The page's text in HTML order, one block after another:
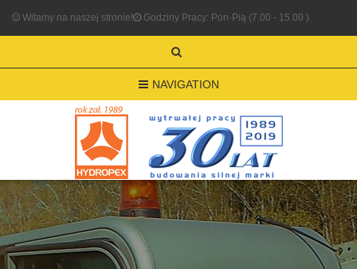
Witamy na naszej stronie! Godziny Pracy: Pon-Pią (7.00 - 15.00 )
NAVIGATION